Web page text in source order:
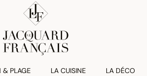
& PLAGE LA CUISINE LA DÉCO